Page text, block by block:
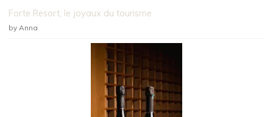
Forte Resort, le joyaux du tourisme
by Anna